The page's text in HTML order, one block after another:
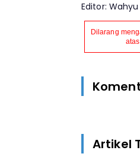
Editor:
Dilarang
Artikel